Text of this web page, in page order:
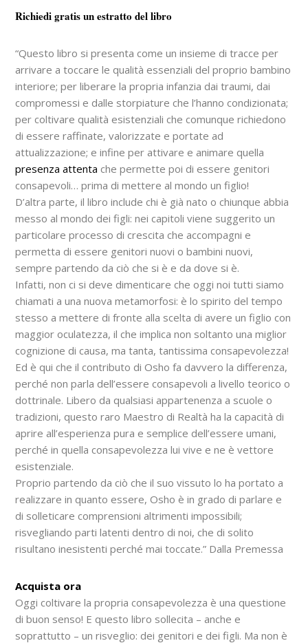
Richiedi gratis un estratto del libro
“Questo libro si presenta come un insieme di tracce per
arrivare a toccare le qualità essenziali del proprio bambino
interiore; per liberare la propria infanzia dai traumi, dai
compromessi e dalle storpiature che l’hanno condizionata;
per coltivare qualità esistenziali che comunque richiedono
di essere raffinate, valorizzate e portate ad
attualizzazione; e infine per attivare e animare quella
presenza attenta che permette poi di essere genitori
consapevoli… prima di mettere al mondo un figlio!
D’altra parte, il libro include chi è già nato o chiunque abbia
messo al mondo dei figli: nei capitoli viene suggerito un
particolare processo di crescita che accompagni e
permetta di essere genitori nuovi o bambini nuovi,
sempre partendo da ciò che si è e da dove si è.
Infatti, non ci si deve dimenticare che oggi noi tutti siamo
chiamati a una nuova metamorfosi: è lo spirito del tempo
stesso a mettere di fronte alla scelta di avere un figlio con
maggior oculatezza, il che implica non soltanto una miglior
cognizione di causa, ma tanta, tantissima consapevolezza!
Ed è qui che il contributo di Osho fa davvero la differenza,
perché non parla dell’essere consapevoli a livello teorico o
dottrinale. Libero da qualsiasi appartenenza a scuole o
tradizioni, questo raro Maestro di Realtà ha la capacità di
aprire all’esperienza pura e semplice dell’essere umani,
perché in quella consapevolezza lui vive e ne è vettore
esistenziale.
Proprio partendo da ciò che il suo vissuto lo ha portato a
realizzare in quanto essere, Osho è in grado di parlare e
di solleticare comprensioni altrimenti impossibili;
risvegliando parti latenti dentro di noi, che di solito
risultano inesistenti perché mai toccate.” Dalla Premessa
Acquista ora
Oggi coltivare la propria consapevolezza è una questione
di buon senso! E questo libro sollecita – anche e
soprattutto – un risveglio: dei genitori e dei figli. Ma non è